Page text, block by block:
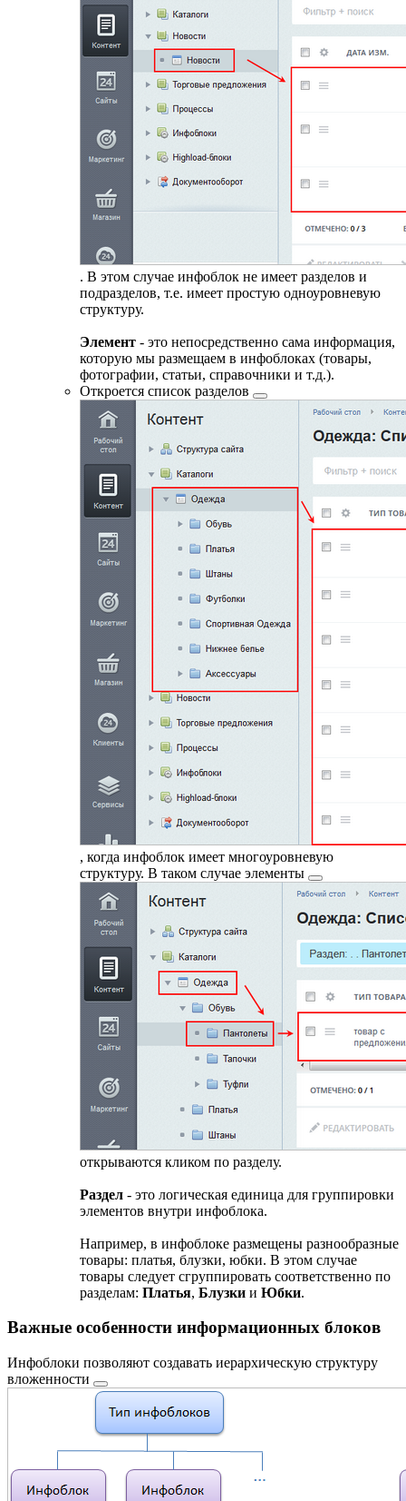
. В этом случае инфоблок не имеет разделов и
подразделов, т.е. имеет простую одноуровневую
структуру.
Элемент - это непосредственно сама информация,
которую мы размещаем в инфоблоках (товары,
фотографии, статьи, справочники и т.д.).
Откроется список разделов
, когда инфоблок имеет многоуровневую
структуру. В таком случае элементы
открываются кликом по разделу.
Раздел - это логическая единица для группировки
элементов внутри инфоблока.
Например, в инфоблоке размещены разнообразные
товары: платья, блузки, юбки. В этом случае
товары следует сгруппировать соответственно по
разделам: Платья, Блузки и Юбки.
Важные особенности информационных блоков
Инфоблоки позволяют создавать иерархическую структуру
вложенности